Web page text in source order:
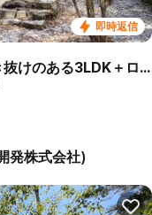
即時返信
【動画付き】中軽井沢 千ヶ滝西区 吹き抜けのある3LDK＋ロフト 中古戸建
発株式会社)